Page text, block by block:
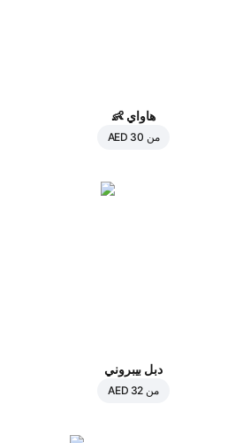
هاواي 👶
من AED 30
دبل بيبروني
من AED 32